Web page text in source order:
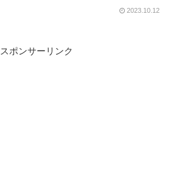
2023.10.12
スポンサーリンク